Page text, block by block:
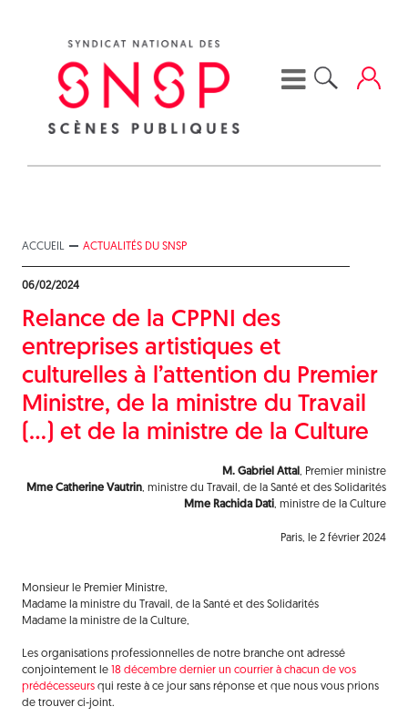
ACCUEIL ACTUALITÉS DU SNSP
06/02/2024
Relance de la CPPNI des
entreprises artistiques et
culturelles à l’attention du Premier
Ministre, de la ministre du Travail
(…) et de la ministre de la Culture
M. Gabriel Attal, Premier ministre
Mme Catherine Vautrin, ministre du Travail, de la Santé et des Solidarités
Mme Rachida Dati, ministre de la Culture
Paris, le 2 février 2024
Monsieur le Premier Ministre,
Madame la ministre du Travail, de la Santé et des Solidarités
Madame la ministre de la Culture,
Les organisations professionnelles de notre branche ont adressé
conjointement le 18 décembre dernier un courrier à chacun de vos
prédécesseursqui reste à ce jour sans réponse et que nous vous prions
de trouver ci-joint.